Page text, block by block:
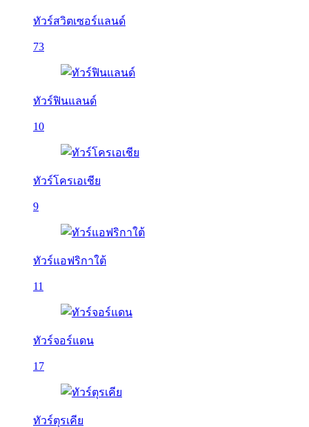
ทัวร์สวิตเซอร์แลนด์
73
ทัวร์ฟินแลนด์
10
ทัวร์โครเอเชีย
9
ทัวร์แอฟริกาใต้
11
ทัวร์จอร์แดน
17
ทัวร์ตุรเคีย